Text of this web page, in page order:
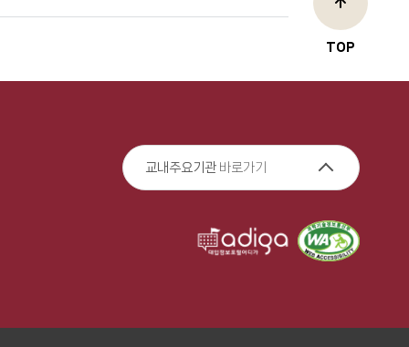
TOP
교내주요기관 바로가기